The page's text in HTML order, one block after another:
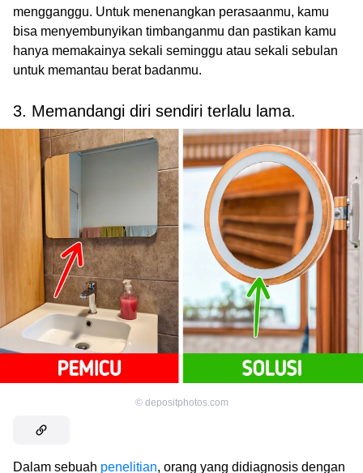
mengganggu. Untuk menenangkan perasaanmu, kamu
bisa menyembunyikan timbanganmu dan pastikan kamu
hanya memakainya sekali seminggu atau sekali sebulan
untuk memantau berat badanmu.
3. Memandangi diri sendiri terlalu lama.
© depositphotos.com
Dalam sebuah penelitian, orang yang didiagnosis dengan